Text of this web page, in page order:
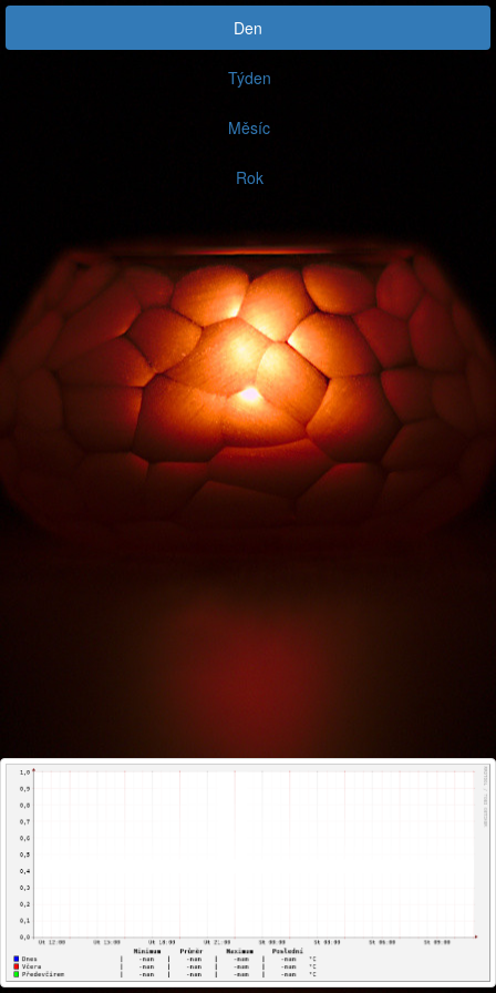
Den
Týden
Měsíc
Rok